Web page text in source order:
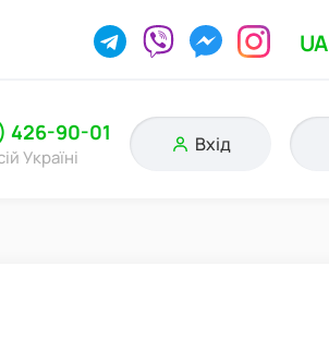
UA
426-90-01
Україні
Вхід